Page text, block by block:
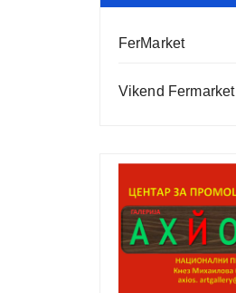
FerMarket
Vikend Fermarket